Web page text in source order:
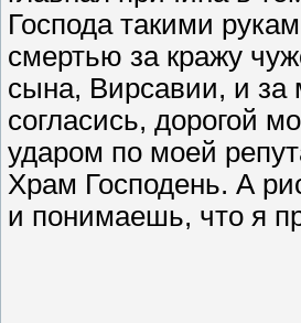
Господа такими
смертью за кражу
сына, Вирсавии, и за
согласись, дорогой
ударом по моей
Храм Господень. А
и понимаешь, что я